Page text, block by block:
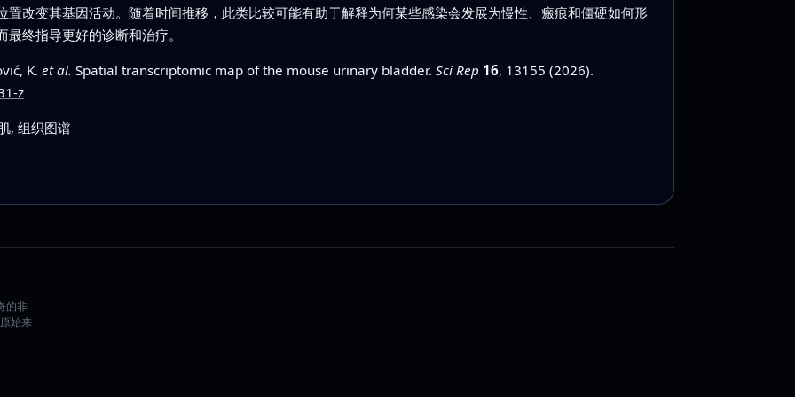
改变其基因活动。随着时间推移，此类比较可能有助于解释为何某些感染会发展为慢性、瘢痕和僵硬如何形
终指导更好的诊断和治疗。
K. et al. Spatial transcriptomic map of the mouse urinary bladder. Sci Rep 16, 13155 (2026).
z
, 组织图谱
的非
始来